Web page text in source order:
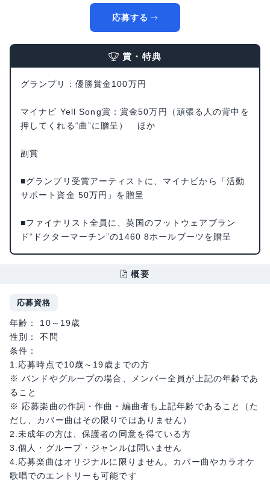
応募する
賞・特典
グランプリ：優勝賞金100万円
マイナビ Yell Song賞：賞金50万円（頑張る人の背中を
押してくれる“曲”に贈呈） ほか
副賞
■グランプリ受賞アーティストに、マイナビから「活動
サポート資金 50万円」を贈呈
■ファイナリスト全員に、英国のフットウェアブラン
ド“ドクターマーチン”の1460 8ホールブーツを贈呈
概要
応募資格
年齢： 10～19歳
性別： 不問
条件：
1.応募時点で10歳～19歳までの方
※ バンドやグループの場合、メンバー全員が上記の年齢であ
ること
※ 応募楽曲の作詞・作曲・編曲者も上記年齢であること（た
だし、カバー曲はその限りではありません）
2.未成年の方は、保護者の同意を得ている方
3.個人・グループ・ジャンルは問いません
4.応募楽曲はオリジナルに限りません。カバー曲やカラオケ
歌唱でのエントリーも可能です